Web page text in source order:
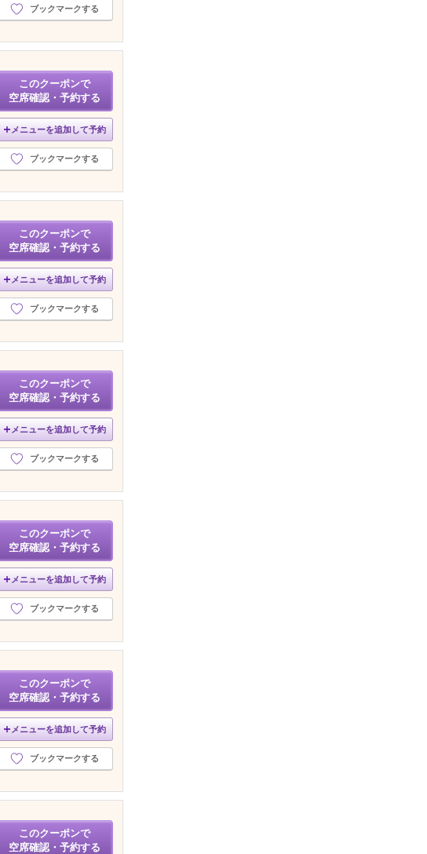
ブックマークする
このクーポンで
空席確認・予約する
メニューを追加して予約
ブックマークする
このクーポンで
空席確認・予約する
メニューを追加して予約
ブックマークする
このクーポンで
空席確認・予約する
メニューを追加して予約
ブックマークする
このクーポンで
空席確認・予約する
メニューを追加して予約
ブックマークする
このクーポンで
空席確認・予約する
メニューを追加して予約
ブックマークする
このクーポンで
空席確認・予約する